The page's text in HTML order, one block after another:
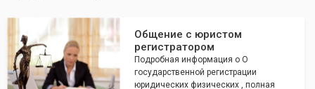
Общение с юристом
регистратором
Подробная информация о О
государственной регистрации
юридических физических , полная